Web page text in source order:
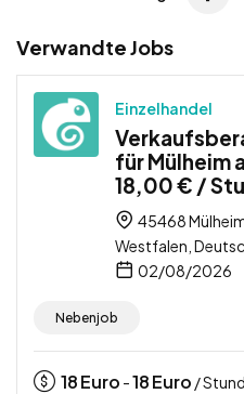
Verwandte Jobs
Einzelhandel
für Mülheim
18,00 € /
45468
Westfalen,
02/08/2026
Nebenjob
18Euro -18Euro /